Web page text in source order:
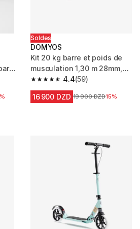
reviews
Soldes
DOMYOS
Kit 20 kg barre et poids de
musculation 1,30 m 28mm,
fonte en partie recyclée
4.4
4.4 out of 5 stars from 59
(59)
16 900 DZD Prix avant la réduction
19 900 DZD15%